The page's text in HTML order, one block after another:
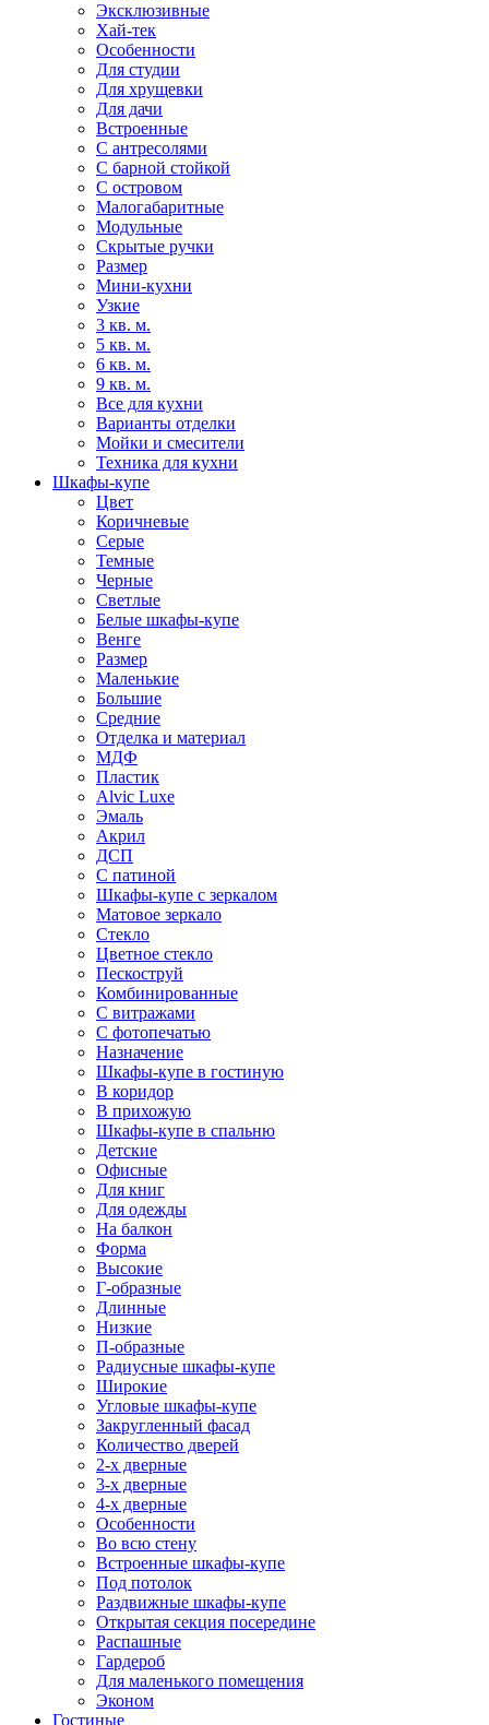
Эксклюзивные
Хай-тек
Особенности
Для студии
Для хрущевки
Для дачи
Встроенные
С антресолями
С барной стойкой
С островом
Малогабаритные
Модульные
Скрытые ручки
Размер
Мини-кухни
Узкие
3 кв. м.
5 кв. м.
6 кв. м.
9 кв. м.
Все для кухни
Варианты отделки
Мойки и смесители
Техника для кухни
Шкафы-купе
Цвет
Коричневые
Серые
Темные
Черные
Светлые
Белые шкафы-купе
Венге
Размер
Маленькие
Большие
Средние
Отделка и материал
МДФ
Пластик
Alvic Luxe
Эмаль
Акрил
ДСП
С патиной
Шкафы-купе с зеркалом
Матовое зеркало
Стекло
Цветное стекло
Пескоструй
Комбинированные
С витражами
С фотопечатью
Назначение
Шкафы-купе в гостиную
В коридор
В прихожую
Шкафы-купе в спальню
Детские
Офисные
Для книг
Для одежды
На балкон
Форма
Высокие
Г-образные
Длинные
Низкие
П-образные
Радиусные шкафы-купе
Широкие
Угловые шкафы-купе
Закругленный фасад
Количество дверей
2-х дверные
3-х дверные
4-х дверные
Особенности
Во всю стену
Встроенные шкафы-купе
Под потолок
Раздвижные шкафы-купе
Открытая секция посередине
Распашные
Гардероб
Для маленького помещения
Эконом
Гостиные